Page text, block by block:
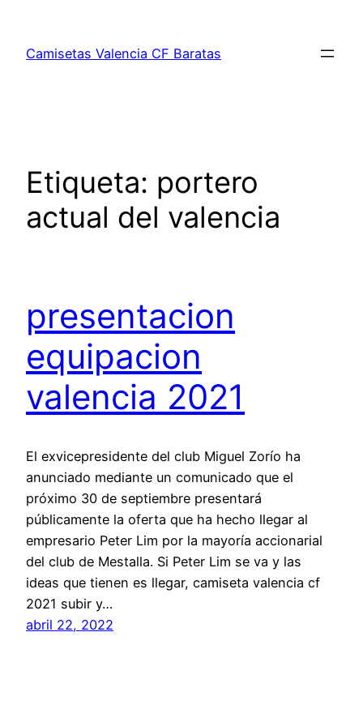
contenido
Camisetas Valencia CF Baratas
Etiqueta: portero
actual del valencia
presentacion
equipacion
valencia 2021
El exvicepresidente del club Miguel Zorío ha
anunciado mediante un comunicado que el
próximo 30 de septiembre presentará
públicamente la oferta que ha hecho llegar al
empresario Peter Lim por la mayoría accionarial
del club de Mestalla. Si Peter Lim se va y las
ideas que tienen es llegar, camiseta valencia cf
2021 subir y…
abril 22, 2022